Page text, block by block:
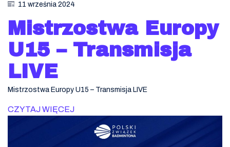
11 września 2024
Mistrzostwa Europy
U15 – Transmisja
LIVE
Mistrzostwa Europy U15 – Transmisja LIVE
CZYTAJ WIĘCEJ